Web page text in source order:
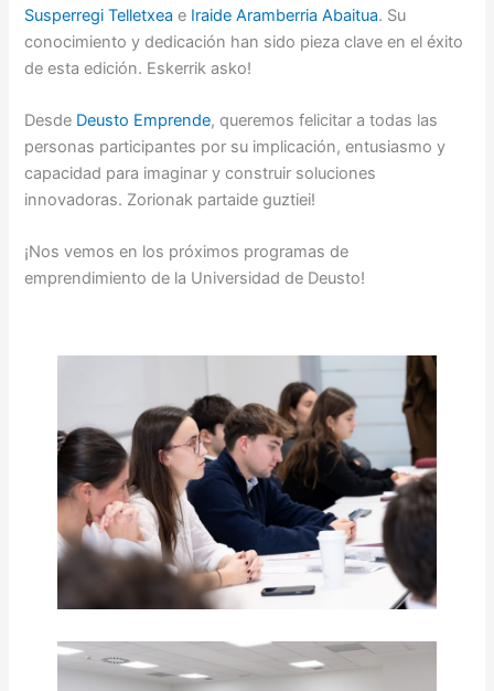
Susperregi Telletxea e Iraide Aramberria Abaitua. Su
conocimiento y dedicación han sido pieza clave en el éxito
de esta edición. Eskerrik asko!
Desde Deusto Emprende, queremos felicitar a todas las
personas participantes por su implicación, entusiasmo y
capacidad para imaginar y construir soluciones
innovadoras. Zorionak partaide guztiei!
¡Nos vemos en los próximos programas de
emprendimiento de la Universidad de Deusto!